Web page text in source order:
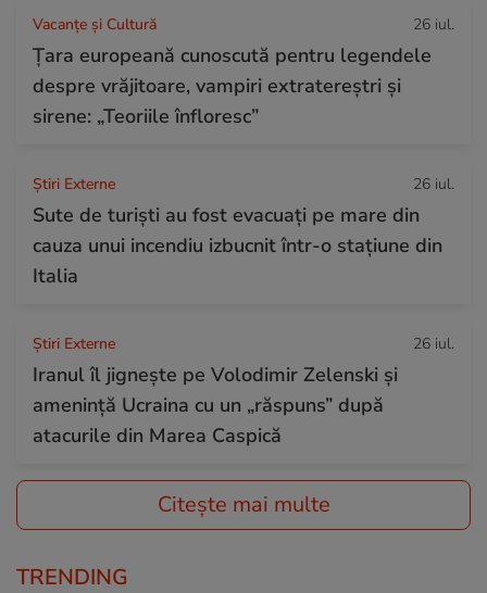
Vacanțe și Cultură 26 iul.
Țara europeană cunoscută pentru legendele
despre vrăjitoare, vampiri extratereștri și
sirene: „Teoriile înfloresc”
Știri Externe 26 iul.
Sute de turiști au fost evacuați pe mare din
cauza unui incendiu izbucnit într-o stațiune din
Italia
Știri Externe 26 iul.
Iranul îl jignește pe Volodimir Zelenski și
amenință Ucraina cu un „răspuns” după
atacurile din Marea Caspică
Citește mai multe
TRENDING